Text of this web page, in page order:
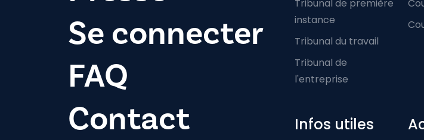
Se connecter
FAQ
Contact
Tribunal de première
instance
Tribunal du travail
Tribunal de
l'entreprise
Infos utiles